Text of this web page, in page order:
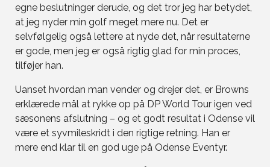
egne beslutninger derude, og det tror jeg har betydet,
at jeg nyder min golf meget mere nu. Det er
selvfølgelig også lettere at nyde det, når resultaterne
er gode, men jeg er også rigtig glad for min proces,
tilføjer han.
Uanset hvordan man vender og drejer det, er Browns
erklærede mål at rykke op på DP World Tour igen ved
sæsonens afslutning – og et godt resultat i Odense vil
være et syvmileskridt i den rigtige retning. Han er
mere end klar til en god uge på Odense Eventyr.